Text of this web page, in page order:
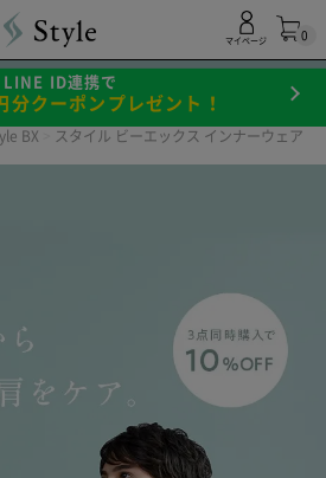
0
マイページ
LINE ID連携で
クーポンプレゼント！
BX スタイル ビーエックス インナーウェア
の声 Q＆A